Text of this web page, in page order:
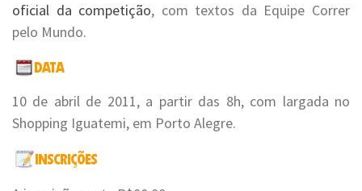
oficial da competição, com textos da Equipe Correr
pelo Mundo.
10 de abril de 2011, a partir das 8h, com largada no
Shopping Iguatemi, em Porto Alegre.